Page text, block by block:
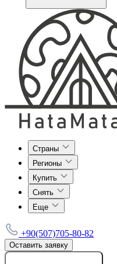
Страны
Регионы
Купить
Снять
Еще
+90(507)705-80-82
Оставить заявку